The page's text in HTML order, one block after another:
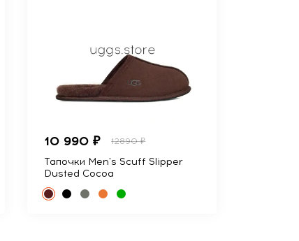
10 990 ₽ 12890 ₽
Тапочки Men's Scuff Slipper
Dusted Cocoa